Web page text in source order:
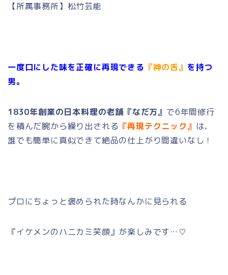
【所属事務所】松竹芸能
一度口にした味を正確に再現できる 『神の舌』 を持つ
男。
1830年創業の日本料理の老舗『なだ万』 で6年間修行
を積んだ腕から繰り出される 『再現テクニック』 は、
誰でも簡単に真似できて絶品の仕上がり間違いなし！
プロにちょっと褒められた時なんかに見られる
『イケメンのハニカミ笑顔』が楽しみです…♡